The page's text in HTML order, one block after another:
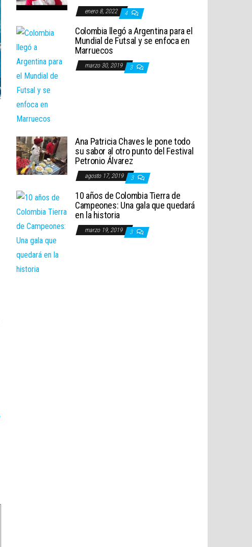
enero 8, 2022 4
Colombia llegó a Argentina para el
Mundial de Futsal y se enfoca en
Marruecos
marzo 30, 2019 3
Ana Patricia Chaves le pone todo
su sabor al otro punto del Festival
Petronio Álvarez
agosto 17, 2019 3
10 años de Colombia Tierra de
Campeones: Una gala que quedará
en la historia
marzo 19, 2019 3